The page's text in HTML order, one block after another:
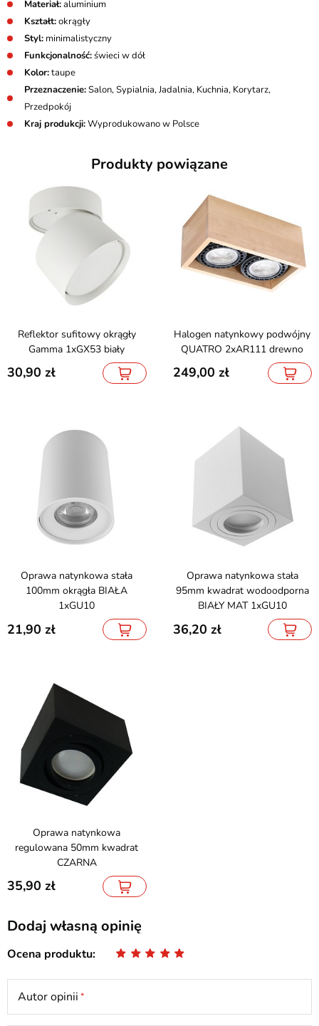
Materiał:aluminium
Kształt:okrągły
Styl: minimalistyczny
Funkcjonalność:świeci w dół
Kolor:taupe
Przeznaczenie:Salon, Sypialnia, Jadalnia, Kuchnia, Korytarz,
Przedpokój
Kraj produkcji:Wyprodukowano w Polsce
Produkty powiązane
Reflektor sufitowy okrągły
Gamma 1xGX53 biały
30,90
Halogen natynkowy podwójny
QUATRO 2xAR111 drewno
249,00
Oprawa natynkowa stała
100mm okrągła BIAŁA
1xGU10
21,90
Oprawa natynkowa stała
95mm kwadrat wodoodporna
BIAŁY MAT 1xGU10
36,20
Oprawa natynkowa
regulowana 50mm kwadrat
CZARNA
35,90
Dodaj własną opinię
Ocena produktu
Autor opinii